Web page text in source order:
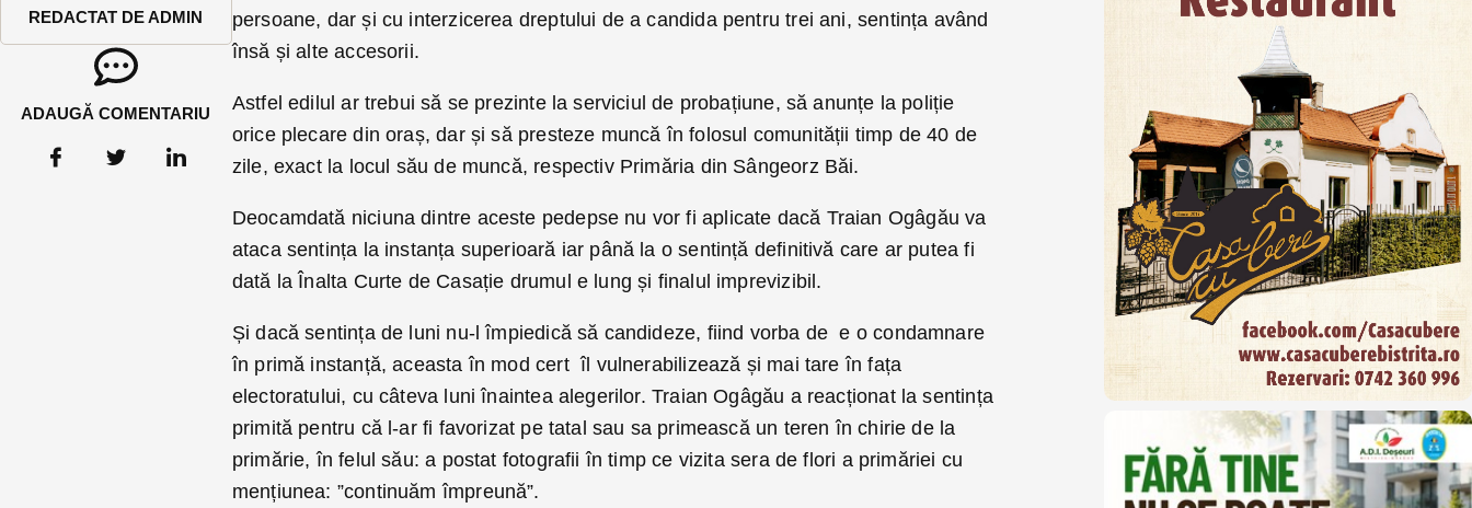
REDACTAT DE ADMIN
ADAUGĂ COMENTARIU
persoane, dar și cu interzicerea dreptului de a candida pentru trei ani, sentința având
însă și alte accesorii.
Astfel edilul ar trebui să se prezinte la serviciul de probațiune, să anunțe la poliție
orice plecare din oraș, dar și să presteze muncă în folosul comunității timp de 40 de
zile, exact la locul său de muncă, respectiv Primăria din Sângeorz Băi.
Deocamdată niciuna dintre aceste pedepse nu vor fi aplicate dacă Traian Ogâgău va
ataca sentința la instanța superioară iar până la o sentință definitivă care ar putea fi
dată la Înalta Curte de Casație drumul e lung și finalul imprevizibil.
Și dacă sentința de luni nu-l împiedică să candideze, fiind vorba de e o condamnare
în primă instanță, aceasta în mod cert îl vulnerabilizează și mai tare în fața
electoratului, cu câteva luni înaintea alegerilor. Traian Ogâgău a reacționat la sentința
primită pentru că l-ar fi favorizat pe tatal sau sa primească un teren în chirie de la
primărie, în felul său: a postat fotografii în timp ce vizita sera de flori a primăriei cu
mențiunea: ”continuăm împreună”.